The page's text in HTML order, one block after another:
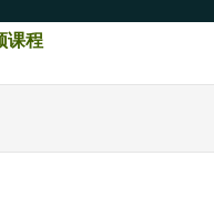
课程